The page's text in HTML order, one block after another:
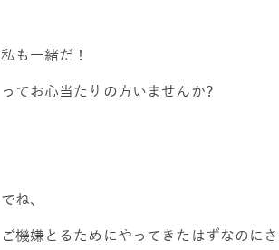
私も一緒だ！
ってお心当たりの方いませんか?
でね、
ご機嫌とるためにやってきたはずなのに